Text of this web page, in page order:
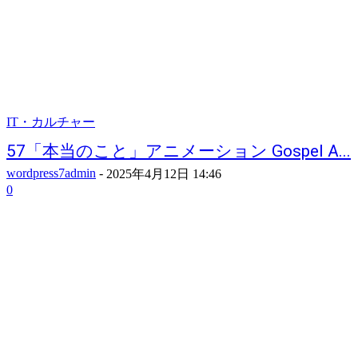
IT・カルチャー
57「本当のこと」アニメーション Gospel A...
wordpress7admin - 2025年4月12日 14:46
0